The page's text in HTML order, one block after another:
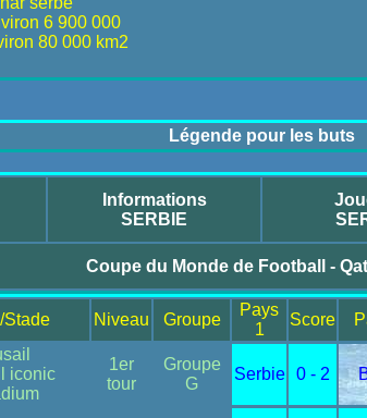
6 900 000
80 000 km2
Légende pour les buts
Informations
SERBIE
Coupe du Monde de Football -
Niveau Groupe
Pays
1
Score
iconic
1er
tour
Groupe
G
Serbie 0 - 2